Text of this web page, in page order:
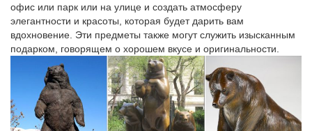
Скульптуры и статуэтки собак недорого.Успейте купить символ
нового 2018 года! Фигурки собак по низкой цене! Срочная
доставка по России! Доставим Ваш заказ за 2 дня всего за 450
рублей!
Купить старинную статуэтку, древнюю скульптуру на
аукционе…
Древняя Скульптура. Подыскиваете старинные скульптуры?
Почему стоит покупать антиквариат? В настоящее время
офис или парк или на улице и создать атмосферу
элегантности и красоты, которая будет дарить вам
вдохновение. Эти предметы также могут служить изысканным
подарком, говорящем о хорошем вкусе и оригинальности.